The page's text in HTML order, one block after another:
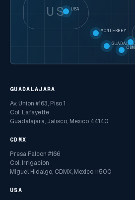
US USA
MONTERREY
GUADALAJARA
Av. Union #163, Piso 1
Col. Lafayette
Guadalajara, Jalisco, Mexico 44140
CDMX
Presa Falcon #166
Col. Irrigacion
Miguel Hidalgo, CDMX, Mexico 11500
USA